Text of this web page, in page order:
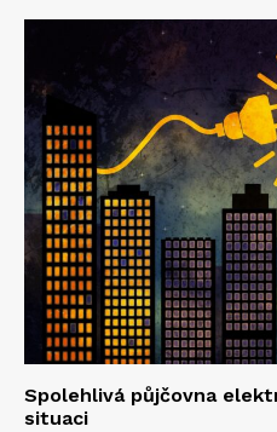
Spolehlivá půjčovna
situaci